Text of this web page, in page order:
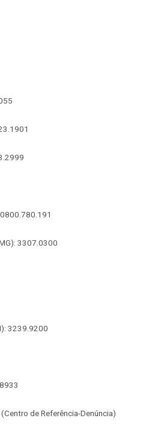
3307.0300
3239.9200
de Referência-Denúncia)